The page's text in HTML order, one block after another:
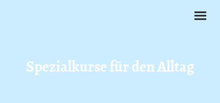
Spezialkurse für den Alltag